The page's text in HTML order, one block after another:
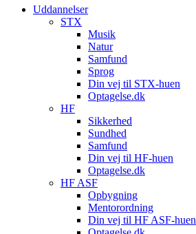
Uddannelser
STX
Musik
Natur
Samfund
Sprog
Din vej til STX-huen
Optagelse.dk
HF
Sikkerhed
Sundhed
Samfund
Din vej til HF-huen
Optagelse.dk
HF ASF
Opbygning
Mentorordning
Din vej til HF ASF-huen